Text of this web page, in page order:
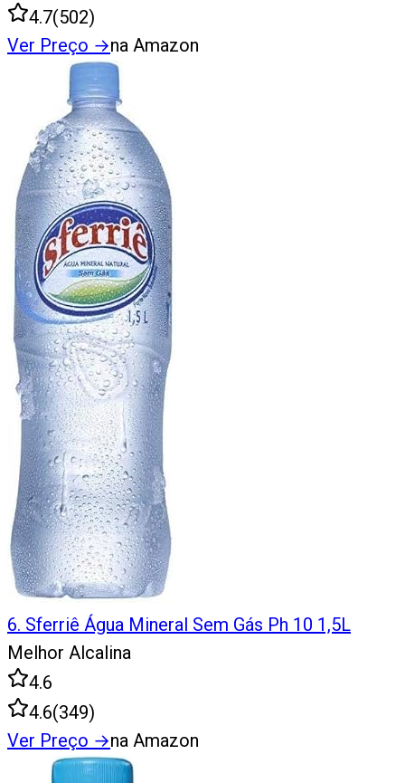
4.7(502)
Ver Preço →na Amazon
6. Sferriê Água Mineral Sem Gás Ph 10 1,5L
Melhor Alcalina
4.6
4.6(349)
Ver Preço →na Amazon